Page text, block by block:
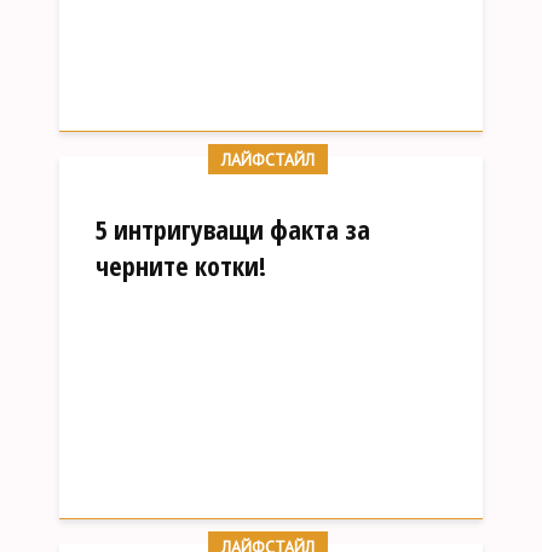
ЛАЙФСТАЙЛ
5 интригуващи факта за
черните котки!
ЛАЙФСТАЙЛ